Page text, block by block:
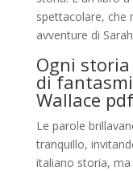
spettacolare, che
avventure di
Ogni
di
Wallace pdf
Le parole
tranquillo,
italiano storia, ma